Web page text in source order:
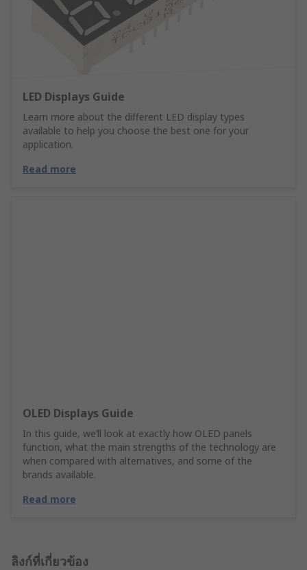
LED Displays Guide
Learn more about the different LED display types
available to help you choose the best one for your
application.
Read more
OLED Displays Guide
In this guide, we’ll look at exactly how OLED panels
function, what the main strengths of the technology are
when compared with alternatives, and some of the
brands available.
Read more
ลิงก์ที่เกี่ยวข้อง